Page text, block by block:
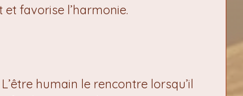
favorise l’harmonie.
humain le rencontre lorsqu’il